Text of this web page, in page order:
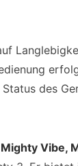
des
Mighty Vibe,